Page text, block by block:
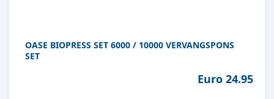
OASE BIOPRESS SET 6000 / 10000 VERVANGSPONS
SET
Euro 24.95